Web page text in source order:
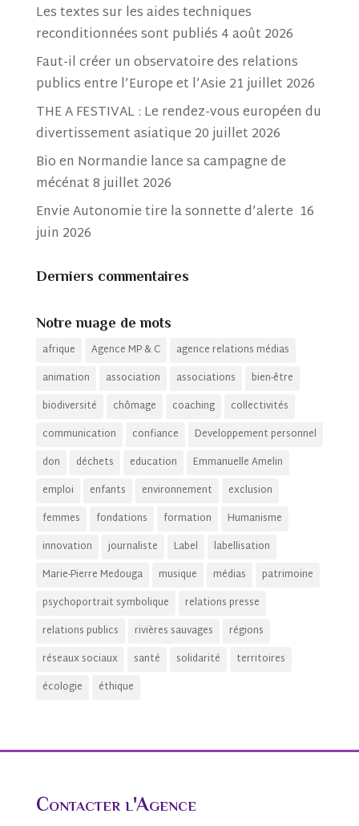
Les textes sur les aides techniques
reconditionnées sont publiés 4 août 2026
Faut-il créer un observatoire des relations
publics entre l’Europe et l’Asie 21 juillet 2026
THE A FESTIVAL : Le rendez-vous européen du
divertissement asiatique 20 juillet 2026
Bio en Normandie lance sa campagne de
mécénat8 juillet 2026
Envie Autonomie tire la sonnette d’alerte 16
juin 2026
Derniers commentaires
Notre nuage de mots
afrique Agence MP & C
agence relations médias
animation
association associations
bien-être
biodiversité
chômage coaching
collectivités
communication
confiance
Developpement personnel
don
déchets education
Emmanuelle Amelin
emploi
enfants environnement
exclusion
femmes
fondations formation
Humanisme
innovation
journaliste Label
labellisation
Marie-Pierre Medouga
musique médias
patrimoine
psychoportrait symbolique
relations presse
relations publics
rivières sauvages
régions
réseaux sociaux
santé solidarité
territoires
écologie
éthique
Contacter l'Agence